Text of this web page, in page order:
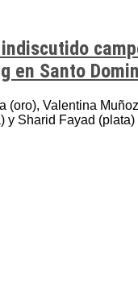
en Santo
(oro), Valentina
y Sharid Fayad